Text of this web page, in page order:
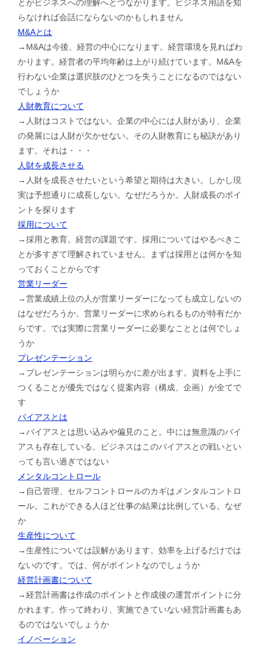
とがビジネスへの理解へとつながります。ビジネス用語を知
らなければ会話にならないのかもしれません
M&Aとは
→M&Aは今後、経営の中心になります。経営環境を見ればわ
かります。経営者の平均年齢は上がり続けています。M&Aを
行わない企業は選択肢のひとつを失うことになるのではない
でしょうか
人財教育について
→人財はコストではない。企業の中心には人財があり、企業
の発展には人財が欠かせない。その人財教育にも秘訣があり
ます。それは・・・
人財を成長させる
→人財を成長させたいという希望と期待は大きい。しかし現
実は予想通りに成長しない。なぜだろうか。人財成長のポイ
ントを探ります
採用について
→採用と教育。経営の課題です。採用についてはやるべきこ
とが多すぎて理解されていません。まずは採用とは何かを知
っておくことからです
営業リーダー
→営業成績上位の人が営業リーダーになっても成立しないの
はなぜだろうか。営業リーダーに求められるものが特有だか
らです。では実際に営業リーダーに必要なこととは何でしょ
うか
プレゼンテーション
→プレゼンテーションは明らかに差が出ます。資料を上手に
つくることが優先ではなく提案内容（構成、企画）が全てで
す
バイアスとは
→バイアスとは思い込みや偏見のこと。中には無意識のバイ
アスも存在している。ビジネスはこのバイアスとの戦いとい
っても言い過ぎではない
メンタルコントロール
→自己管理、セルフコントロールのカギはメンタルコントロ
ール。これができる人ほど仕事の結果は比例している。なぜ
か
生産性について
→生産性については誤解があります。効率を上げるだけでは
ないのです。では、何がポイントなのでしょうか
経営計画書について
→経営計画書は作成のポイントと作成後の運営ポイントに分
かれます。作って終わり、実施できていない経営計画書もあ
るのではないでしょうか
イノベーション